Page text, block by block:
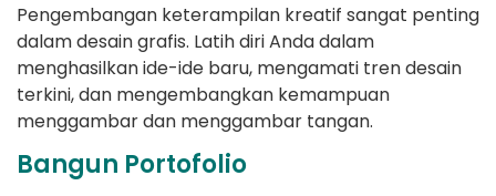
Pengembangan keterampilan kreatif sangat penting
dalam desain grafis. Latih diri Anda dalam
menghasilkan ide-ide baru, mengamati tren desain
terkini, dan mengembangkan kemampuan
menggambar dan menggambar tangan.
Bangun Portofolio